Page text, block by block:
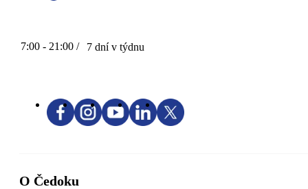
7:00 - 21:00 / 7 dní v týdnu
O Čedoku